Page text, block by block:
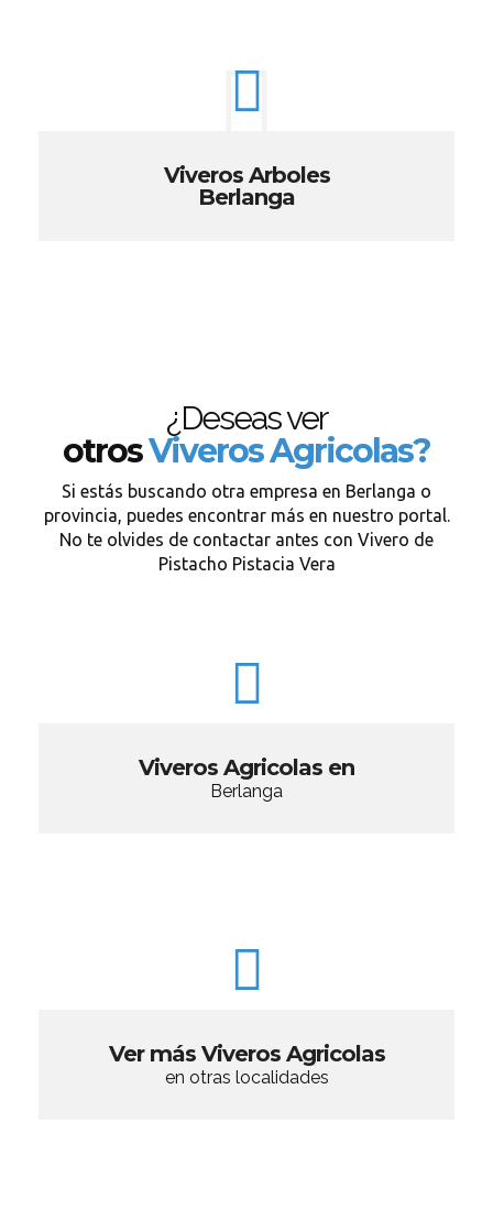
Viveros Arboles
Berlanga
¿Deseas ver
otrosViveros Agricolas?
Si estás buscando otra empresa en Berlanga o
provincia, puedes encontrar más en nuestro portal.
No te olvides de contactar antes con Vivero de
Pistacho Pistacia Vera
Viveros Agricolas en
Berlanga
Ver más Viveros Agricolas
en otras localidades